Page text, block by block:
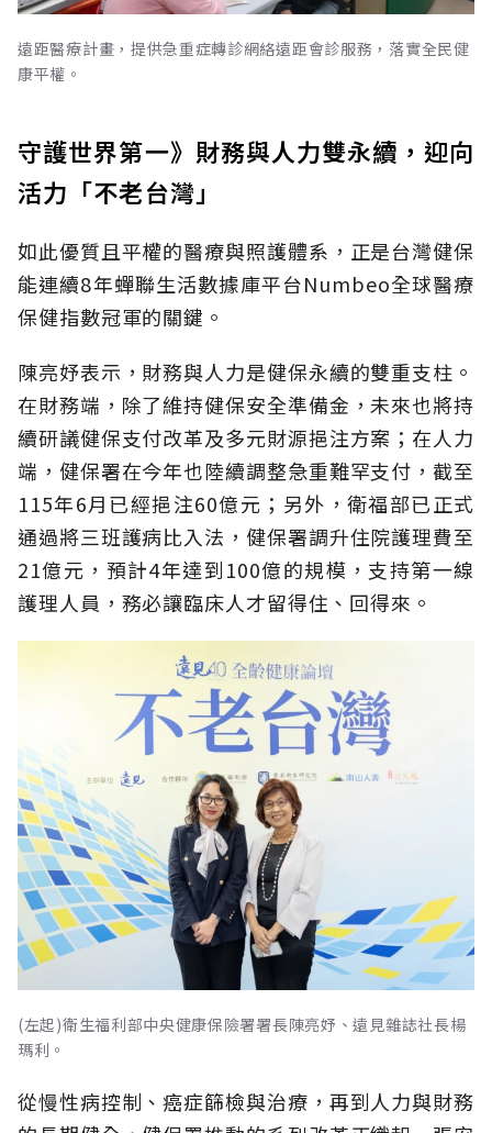
遠距醫療計畫，提供急重症轉診網絡遠距會診服務，落實全民健
康平權。
守護世界第一》財務與人力雙永續，迎向
活力「不老台灣」
如此優質且平權的醫療與照護體系，正是台灣健保
能連續8年蟬聯生活數據庫平台Numbeo全球醫療
保健指數冠軍的關鍵。
陳亮妤表示，財務與人力是健保永續的雙重支柱。
在財務端，除了維持健保安全準備金，未來也將持
續研議健保支付改革及多元財源挹注方案；在人力
端，健保署在今年也陸續調整急重難罕支付，截至
115年6月已經挹注60億元；另外，衛福部已正式
通過將三班護病比入法，健保署調升住院護理費至
21億元，預計4年達到100億的規模，支持第一線
護理人員，務必讓臨床人才留得住、回得來。
(左起)衛生福利部中央健康保險署署長陳亮妤、遠見雜誌社長楊
瑪利。
從慢性病控制、癌症篩檢與治療，再到人力與財務